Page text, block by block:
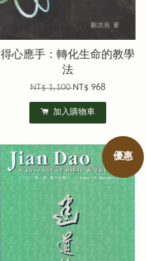
得心應手：轉化生命的教學
法
NT$ 1,100NT$ 968
加入購物車
優惠